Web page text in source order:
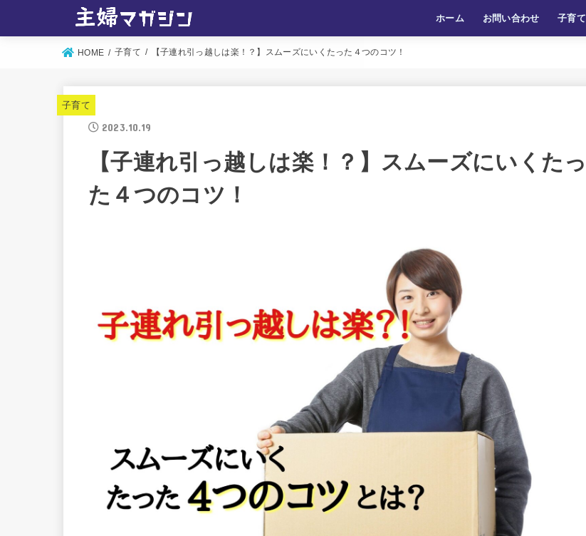
ホーム お問い合わせ 子育て
HOME 子育て 【子連れ引っ越しは楽！？】スムーズにいくたった４つのコツ！
子育て
2023.10.19
【子連れ引っ越しは楽！？】スムーズにいくたっ
た４つのコツ！